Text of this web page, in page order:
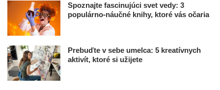
Spoznajte fascinujúci svet vedy: 3
populárno-náučné knihy, ktoré vás očaria
Prebuďte v sebe umelca: 5 kreatívnych
aktivít, ktoré si užijete